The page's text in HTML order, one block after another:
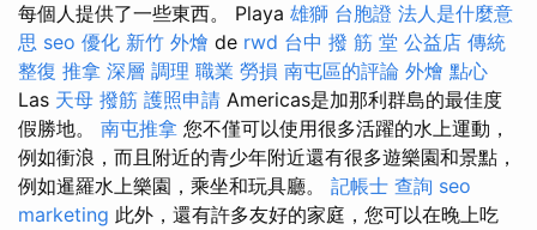
每個人提供了一些東西。 Playa 雄獅 台胞證 法人是什麼意
思 seo 優化 新竹 外燴 de rwd 台中 撥 筋 堂 公益店 傳統
整復 推拿 深層 調理 職業 勞損 南屯區的評論 外燴 點心
Las 天母 撥筋 護照申請 Americas是加那利群島的最佳度
假勝地。 南屯推拿 您不僅可以使用很多活躍的水上運動，
例如衝浪，而且附近的青少年附近還有很多遊樂園和景點，
例如暹羅水上樂園，乘坐和玩具廳。 記帳士 查詢 seo
marketing 此外，還有許多友好的家庭，您可以在晚上吃